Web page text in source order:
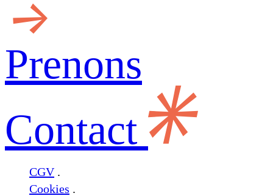
Prenons
Contact
CGV.
Cookies .